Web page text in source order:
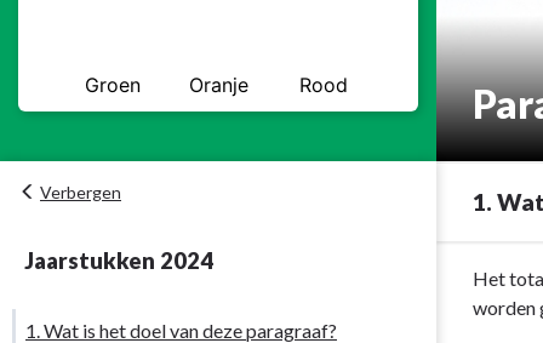
Verbergen
Jaarstukken 2024
1. Wat is het doel van deze paragraaf?
1.
TerugHet
worden